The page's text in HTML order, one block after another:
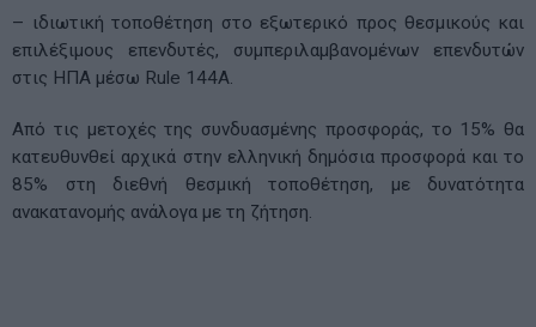
– ιδιωτική τοποθέτηση στο εξωτερικό προς θεσμικούς και
επιλέξιμους επενδυτές, συμπεριλαμβανομένων επενδυτών
στις ΗΠΑ μέσω Rule 144A.
Από τις μετοχές της συνδυασμένης προσφοράς, το 15% θα
κατευθυνθεί αρχικά στην ελληνική δημόσια προσφορά και το
85% στη διεθνή θεσμική τοποθέτηση, με δυνατότητα
ανακατανομής ανάλογα με τη ζήτηση.